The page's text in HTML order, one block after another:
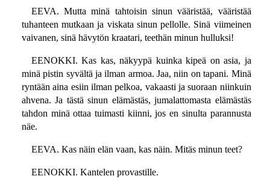
EEVA. Mutta minä tahtoisin sinun vääristää, vääristää
tuhanteen mutkaan ja viskata sinun pellolle. Sinä viimeinen
vaivanen, sinä hävytön kraatari, teethän minun hulluksi!
EENOKKI. Kas kas, näkyypä kuinka kipeä on asia, ja
minä pistin syvältä ja ilman armoa. Jaa, niin on tapani. Minä
ryntään aina esiin ilman pelkoa, vakaasti ja suoraan niinkuin
ahvena. Ja tästä sinun elämästäs, jumalattomasta elämästäs
tahdon minä ottaa tuimasti kiinni, jos en sinulta parannusta
näe.
EEVA. Kas näin elän vaan, kas näin. Mitäs minun teet?
EENOKKI. Kantelen provastille.